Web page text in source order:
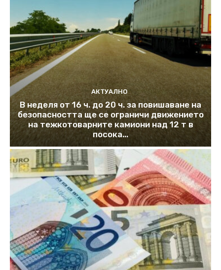
АКТУАЛНО
В неделя от 16 ч. до 20 ч. за повишаване на
безопасността ще се ограничи движението
на тежкотоварните камиони над 12 т в
посока...